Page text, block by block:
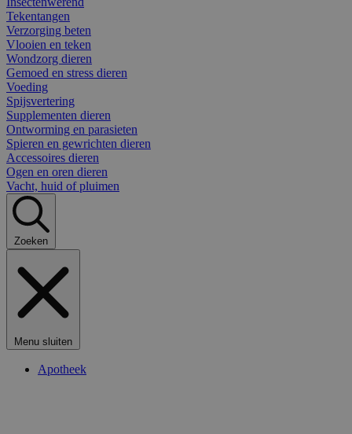
Tekentangen
Verzorging beten
Vlooien en teken
Wondzorg dieren
Gemoed en stress dieren
Voeding
Spijsvertering
Supplementen dieren
Ontworming en parasieten
Spieren en gewrichten dieren
Accessoires dieren
Ogen en oren dieren
Vacht, huid of pluimen
Zoeken
Menu sluiten
Apotheek